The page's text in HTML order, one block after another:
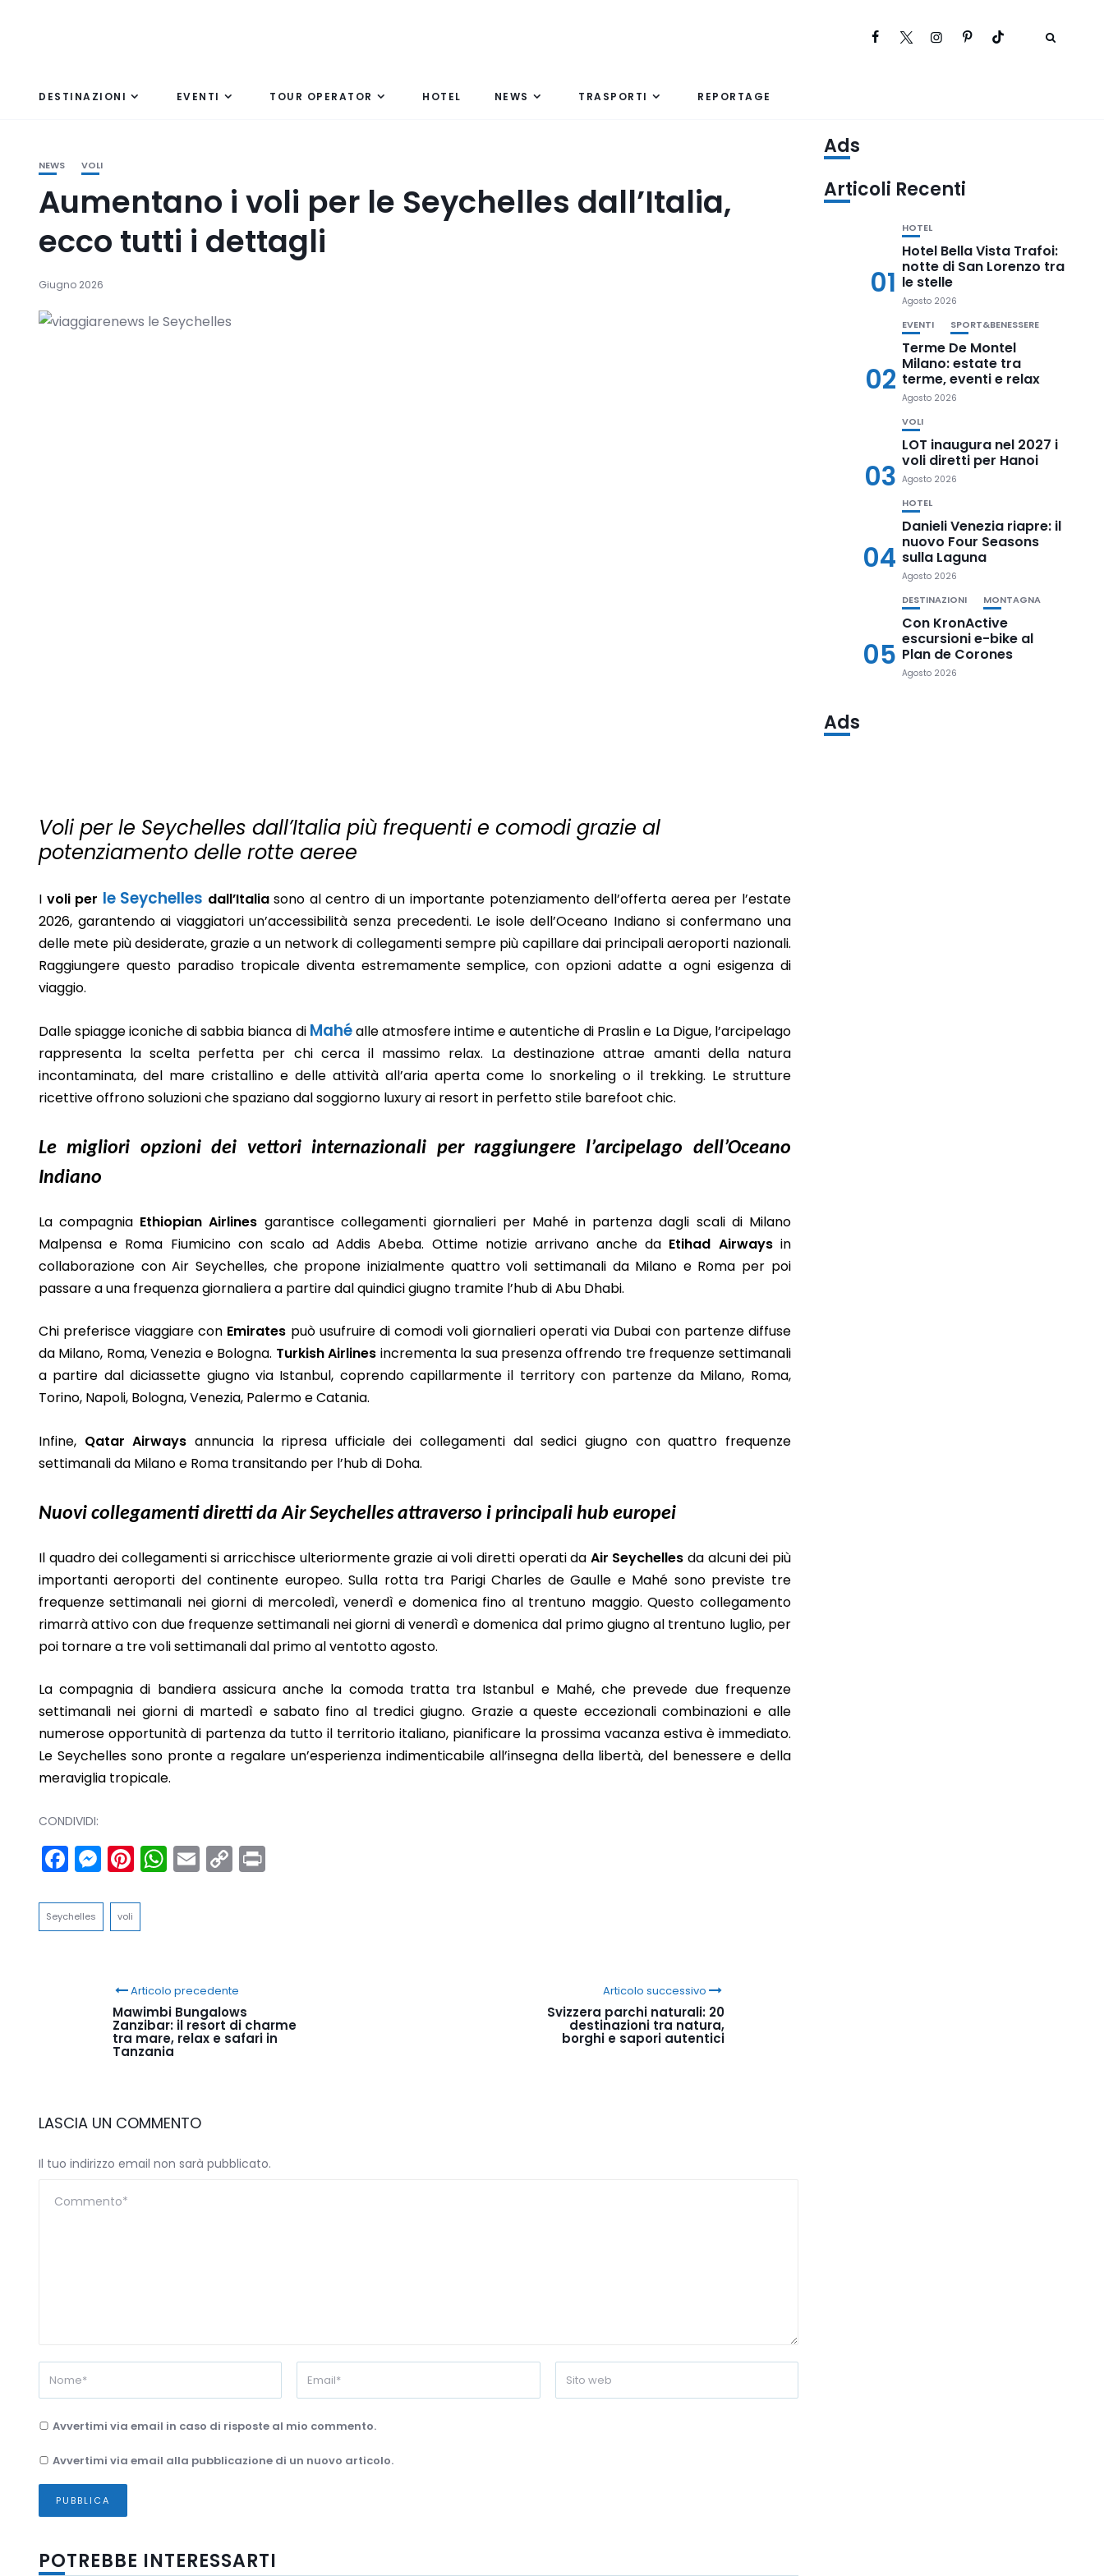
DESTINAZIONI EVENTI TOUR OPERATOR HOTEL NEWS TRASPORTI REPORTAGE
NEWS VOLI
Aumentano i voli per le Seychelles dall’Italia,
ecco tutti i dettagli
Giugno 2026
Voli per le Seychelles dall’Italia più frequenti e comodi grazie al
potenziamento delle rotte aeree
I voli per le Seychelles dall’Italiasono al centro di un importante potenziamento dell’offerta aerea per l’estate
2026, garantendo ai viaggiatori un’accessibilità senza precedenti. Le isole dell’Oceano Indiano si confermano una
delle mete più desiderate, grazie a un network di collegamenti sempre più capillare dai principali aeroporti nazionali.
Raggiungere questo paradiso tropicale diventa estremamente semplice, con opzioni adatte a ogni esigenza di
viaggio.
Dalle spiagge iconiche di sabbia bianca di Mahéalle atmosfere intime e autentiche di Praslin e La Digue, l’arcipelago
rappresenta la scelta perfetta per chi cerca il massimo relax. La destinazione attrae amanti della natura
incontaminata, del mare cristallino e delle attività all’aria aperta come lo snorkeling o il trekking. Le strutture
ricettive offrono soluzioni che spaziano dal soggiorno luxury ai resort in perfetto stile barefoot chic.
Le migliori opzioni dei vettori internazionali per raggiungere l’arcipelago dell’Oceano
Indiano
La compagnia Ethiopian Airlines garantisce collegamenti giornalieri per Mahé in partenza dagli scali di Milano
Malpensa e Roma Fiumicino con scalo ad Addis Abeba. Ottime notizie arrivano anche da Etihad Airwaysin
collaborazione con Air Seychelles, che propone inizialmente quattro voli settimanali da Milano e Roma per poi
passare a una frequenza giornaliera a partire dal quindici giugno tramite l’hub di Abu Dhabi.
Chi preferisce viaggiare con Emirates può usufruire di comodi voli giornalieri operati via Dubai con partenze diffuse
da Milano, Roma, Venezia e Bologna. Turkish Airlines incrementa la sua presenza offrendo tre frequenze settimanali
a partire dal diciassette giugno via Istanbul, coprendo capillarmente il territory con partenze da Milano, Roma,
Torino, Napoli, Bologna, Venezia, Palermo e Catania.
Infine, Qatar Airways annuncia la ripresa ufficiale dei collegamenti dal sedici giugno con quattro frequenze
settimanali da Milano e Roma transitando per l’hub di Doha.
Nuovi collegamenti diretti da Air Seychelles attraverso i principali hub europei
Il quadro dei collegamenti si arricchisce ulteriormente grazie ai voli diretti operati da Air Seychelles da alcuni dei più
importanti aeroporti del continente europeo. Sulla rotta tra Parigi Charles de Gaulle e Mahé sono previste tre
frequenze settimanali nei giorni di mercoledì, venerdì e domenica fino al trentuno maggio. Questo collegamento
rimarrà attivo con due frequenze settimanali nei giorni di venerdì e domenica dal primo giugno al trentuno luglio, per
poi tornare a tre voli settimanali dal primo al ventotto agosto.
La compagnia di bandiera assicura anche la comoda tratta tra Istanbul e Mahé, che prevede due frequenze
settimanali nei giorni di martedì e sabato fino al tredici giugno. Grazie a queste eccezionali combinazioni e alle
numerose opportunità di partenza da tutto il territorio italiano, pianificare la prossima vacanza estiva è immediato.
Le Seychelles sono pronte a regalare un’esperienza indimenticabile all’insegna della libertà, del benessere e della
meraviglia tropicale.
CONDIVIDI:
Facebook
Messenger
Pinterest
WhatsApp
Email
Copy
Link
Seychelles voli
Articolo precedente
Mawimbi Bungalows
Zanzibar: il resort di charme
tra mare, relax e safari in
Tanzania
Articolo successivo
Svizzera parchi naturali: 20
destinazioni tra natura,
borghi e sapori autentici
LASCIA UN COMMENTO
Il tuo indirizzo email non sarà pubblicato.
Avvertimi via email in caso di risposte al mio commento.
Avvertimi via email alla pubblicazione di un nuovo articolo.
POTREBBE INTERESSARTI
Ads
Articoli Recenti
01
HOTEL
Hotel Bella Vista Trafoi:
notte di San Lorenzo tra
le stelle
Agosto 2026
02
EVENTI SPORT&BENESSERE
Terme De Montel
Milano: estate tra
terme, eventi e relax
Agosto 2026
03
VOLI
LOT inaugura nel 2027 i
voli diretti per Hanoi
Agosto 2026
04
HOTEL
Danieli Venezia riapre: il
nuovo Four Seasons
sulla Laguna
Agosto 2026
05
DESTINAZIONI MONTAGNA
Con KronActive
escursioni e-bike al
Plan de Corones
Agosto 2026
Ads